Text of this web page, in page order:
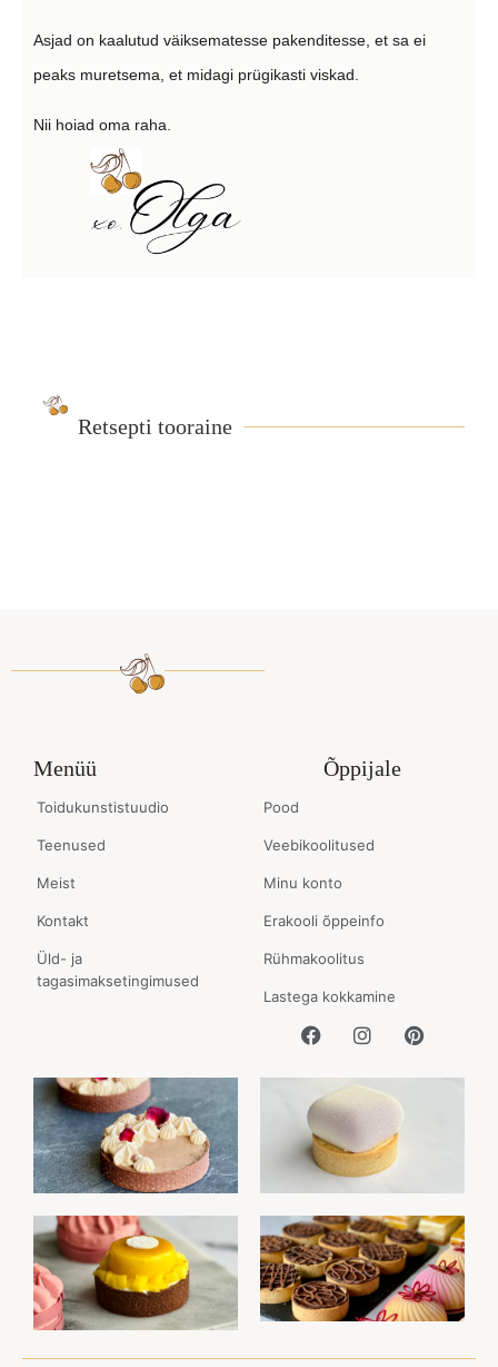
Asjad on kaalutud väiksematesse pakenditesse, et sa ei
peaks muretsema, et midagi prügikasti viskad.
Nii hoiad oma raha.
Retsepti tooraine
Menüü
Toidukunstistuudio
Teenused
Meist
Kontakt
Üld- ja
tagasimaksetingimused
Õppijale
Pood
Veebikoolitused
Minu konto
Erakooli õppeinfo
Rühmakoolitus
Lastega kokkamine